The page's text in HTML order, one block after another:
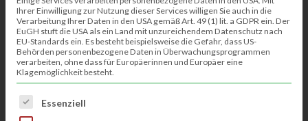
Ihrer Einwilligung zur Nutzung dieser Services willigen Sie auch in die
Verarbeitung Ihrer Daten in den USA gemäß Art. 49 (1) lit. a GDPR ein. Der
EuGH stuft die USA als ein Land mit unzureichendem Datenschutz nach
EU-Standards ein. Es besteht beispielsweise die Gefahr, dass US-
Behörden personenbezogene Daten in Überwachungsprogrammen
verarbeiten, ohne dass für Europäerinnen und Europäer eine
Klagemöglichkeit besteht.
Es folgt eine Liste der Service-Gruppen, für die eine
Essenziell